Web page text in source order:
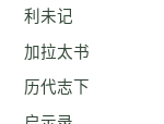
利未记
加拉太书
历代志下